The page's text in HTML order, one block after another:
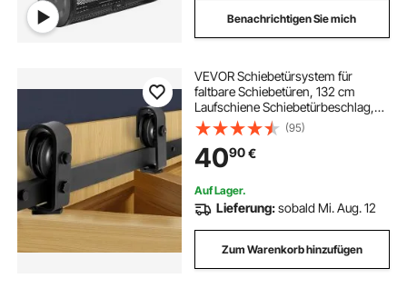
Benachrichtigen Sie mich
VEVOR Schiebetürsystem für
faltbare Schiebetüren, 132 cm
Laufschiene Schiebetürbeschlag,
geeignet für zwei 61 cm große
Schrank-, Speisekammer- &
Wäschetüren (nicht im
Lieferumfang enthalten)
(95)
4090€
Auf Lager.
Lieferung:sobald Mi. Aug. 12
Zum Warenkorb hinzufügen